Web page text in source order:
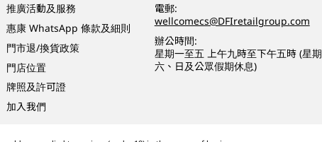
推廣活動及服務
惠康 WhatsApp 條款及細則
門市退/換貨政策
門店位置
牌照及許可證
加入我們
電郵:
wellcomecs@DFIretailgroup.com
辦公時間:
星期一至五 上午九時至下午五時 (星期
六、日及公眾假期休息)